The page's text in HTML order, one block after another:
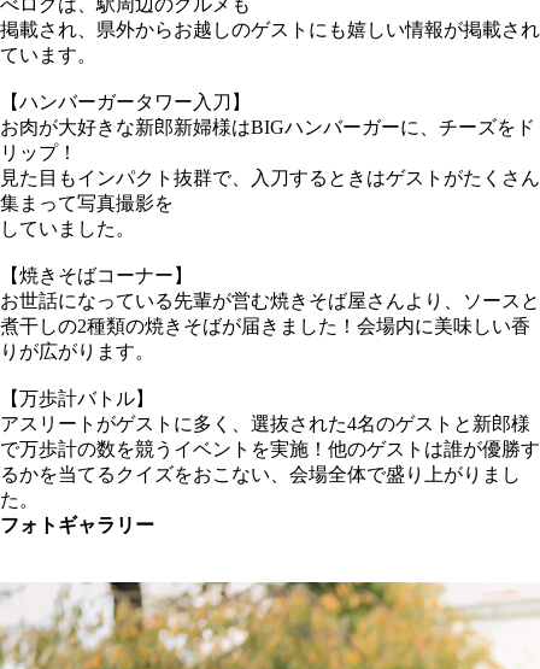
べログは、駅周辺のグルメも
掲載され、県外からお越しのゲストにも嬉しい情報が掲載され
ています。
【ハンバーガータワー入刀】
お肉が大好きな新郎新婦様はBIGハンバーガーに、チーズをド
リップ！
見た目もインパクト抜群で、入刀するときはゲストがたくさん
集まって写真撮影を
していました。
【焼きそばコーナー】
お世話になっている先輩が営む焼きそば屋さんより、ソースと
煮干しの2種類の焼きそばが届きました！会場内に美味しい香
りが広がります。
【万歩計バトル】
アスリートがゲストに多く、選抜された4名のゲストと新郎様
で万歩計の数を競うイベントを実施！他のゲストは誰が優勝す
るかを当てるクイズをおこない、会場全体で盛り上がりまし
た。
フォトギャラリー